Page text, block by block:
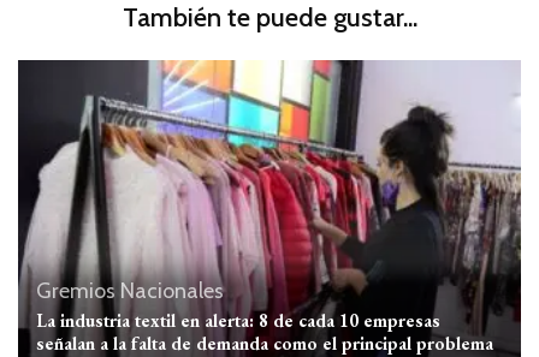
También te puede gustar...
Gremios Nacionales
La industria textil en alerta: 8 de cada 10 empresas
señalan a la falta de demanda como el principal problema